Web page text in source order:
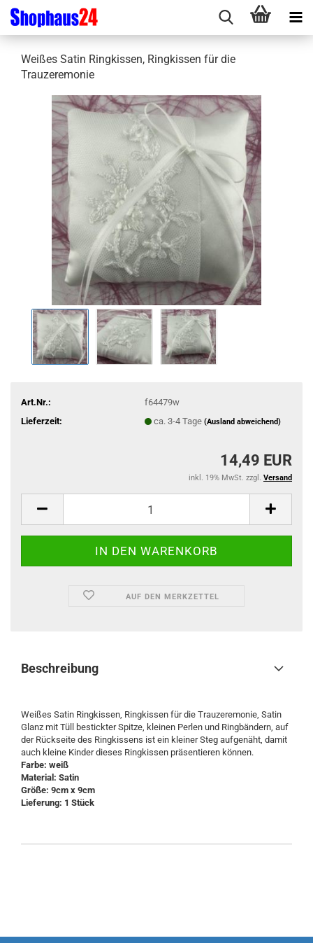
Weißes Satin Ringkissen, Ringkissen für die
Trauzeremonie
Art.Nr.:
f64479w
Lieferzeit:
ca. 3-4 Tage (Ausland abweichend)
14,49 EUR
inkl. 19% MwSt. zzgl. Versand
AUF DEN MERKZETTEL
Beschreibung
Weißes Satin Ringkissen, Ringkissen für die Trauzeremonie, Satin
Glanz mit Tüll bestickter Spitze, kleinen Perlen und Ringbändern, auf
der Rückseite des Ringkissens ist ein kleiner Steg aufgenäht, damit
auch kleine Kinder dieses Ringkissen präsentieren können.
Farbe: weiß
Material: Satin
Größe: 9cm x 9cm
Lieferung: 1 Stück